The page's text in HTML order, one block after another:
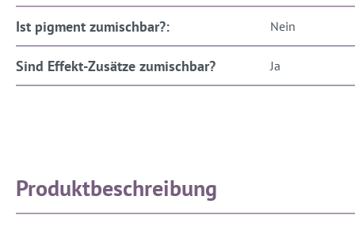
Ist pigment zumischbar?: Nein
Sind Effekt-Zusätze zumischbar? Ja
Produktbeschreibung